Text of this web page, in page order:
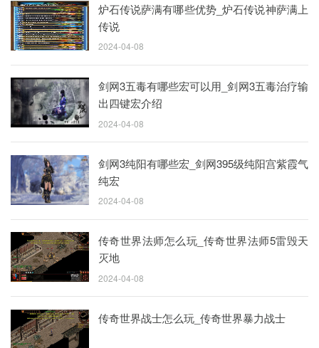
炉石传说萨满有哪些优势_炉石传说神萨满上
传说
2024-04-08
剑网3五毒有哪些宏可以用_剑网3五毒治疗输
出四键宏介绍
2024-04-08
剑网3纯阳有哪些宏_剑网395级纯阳宫紫霞气
纯宏
2024-04-08
传奇世界法师怎么玩_传奇世界法师5雷毁天
灭地
2024-04-08
传奇世界战士怎么玩_传奇世界暴力战士